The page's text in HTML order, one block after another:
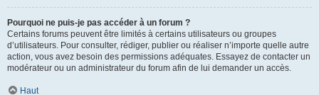
Pourquoi ne puis-je pas accéder à un forum ?
Certains forums peuvent être limités à certains utilisateurs ou groupes
d’utilisateurs. Pour consulter, rédiger, publier ou réaliser n’importe quelle autre
action, vous avez besoin des permissions adéquates. Essayez de contacter un
modérateur ou un administrateur du forum afin de lui demander un accès.
Haut